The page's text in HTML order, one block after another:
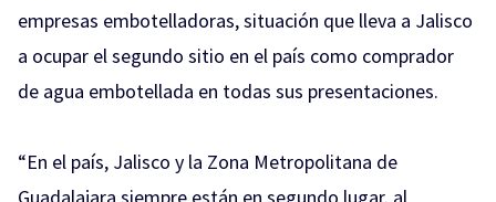
empresas embotelladoras, situación que lleva a Jalisco
a ocupar el segundo sitio en el país como comprador
de agua embotellada en todas sus presentaciones.
“En el país, Jalisco y la Zona Metropolitana de